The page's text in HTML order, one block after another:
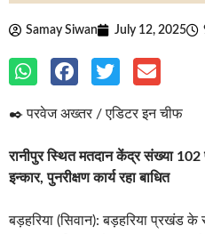
Samay Siwan July 12, 2025
✒️ परवेज अख्तर / एडिटर इन चीफ
रानीपुर स्थित मतदान केंद्र संख्या 102
इन्कार, पुनरीक्षण कार्य रहा बाधित
बड़हरिया (सिवान): बड़हरिया प्रखंड के